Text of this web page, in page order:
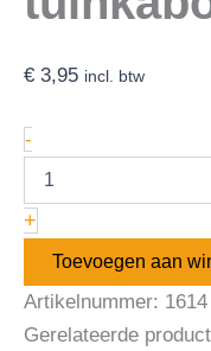
€ 3,95 incl. btw
-
+
Toevoegen aan
Artikelnummer: 1614
Gerelateerde